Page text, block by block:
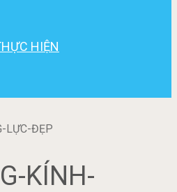
HIỆN
LỰC-ĐẸP
KÍNH-